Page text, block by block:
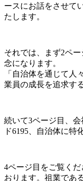
ースにお話をさせて
たします。
それでは、まず2ペ
念になります。
「自治体を通じて人
業員の成長を追求す
続いて3ページ目、
ド6195、自治体に特
4ページ目をご覧く
おります。祖業であ